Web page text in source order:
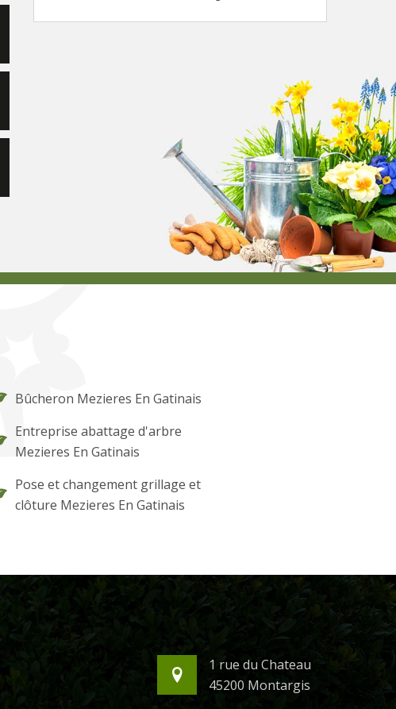
Bûcheron Mezieres En Gatinais
Entreprise abattage d'arbre
Mezieres En Gatinais
Pose et changement grillage et
clôture Mezieres En Gatinais
1 rue du Chateau
45200 Montargis